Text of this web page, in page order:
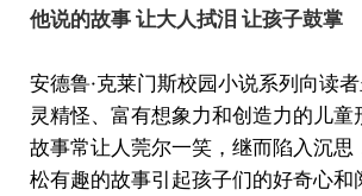
他说的故事 让大人拭泪 让孩子鼓掌
安德鲁·克莱门斯校园小说系列向读
灵精怪、富有想象力和创造力的儿童
故事常让人莞尔一笑，继而陷入沉思
松有趣的故事引起孩子们的好奇心和